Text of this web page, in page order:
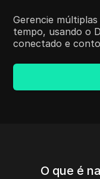
Gerencie
tempo, usando o
conectado e
O que é